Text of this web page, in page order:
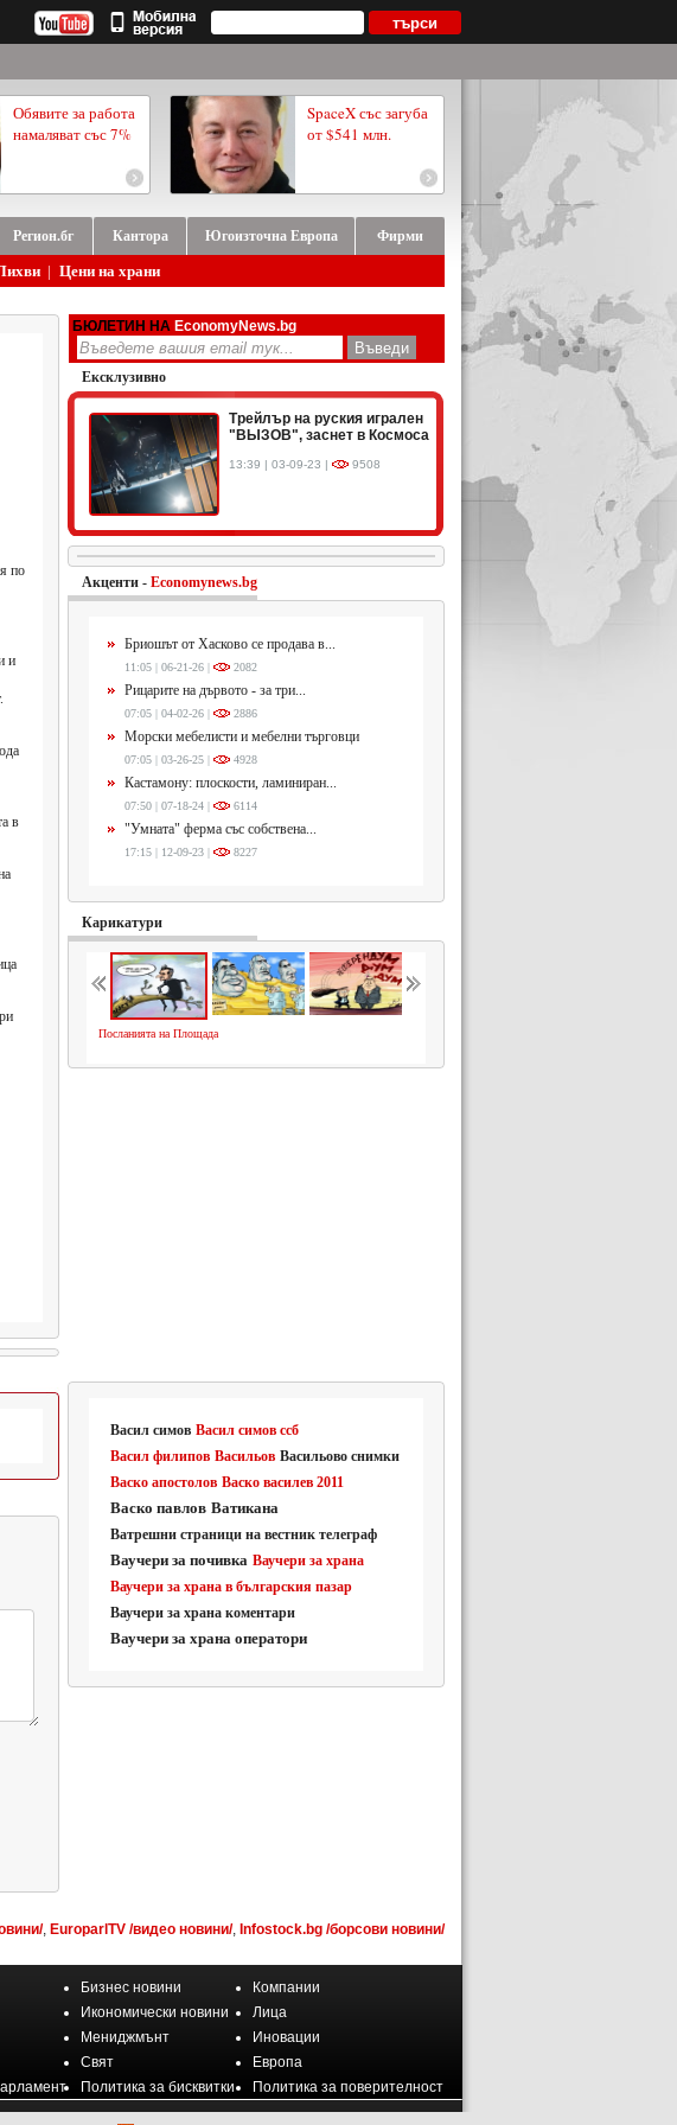
Обявите за работа
намаляват със 7%
SpaceX със загуба
от $541 млн.
Регион.бг Кантора Югоизточна Европа Фирми
| Цени на храни
по
и
в
БЮЛЕТИН НА EconomyNews.bg
Ексклузивно
Трейлър на руския игрален
"ВЫЗОВ", заснет в Космоса
13:39 | 03-09-23 | 9508
Акценти - Economynews.bg
Бриошът от Хасково се продава в...
11:05 | 06-21-26 | 2082
Рицарите на дървото - за три...
07:05 | 04-02-26 | 2886
Морски мебелисти и мебелни търговци
07:05 | 03-26-25 | 4928
Кастамону: плоскости, ламиниран...
07:50 | 07-18-24 | 6114
"Умната" ферма със собствена...
17:15 | 12-09-23 | 8227
Карикатури
Посланията на Площада
Васил симов Васил симов ссб
Васил филипов Васильов Васильово снимки
Васко апостолов Васко василев 2011
Васко павлов Ватикана
Ватрешни страници на вестник телеграф
Ваучери за почивка Ваучери за храна
Ваучери за храна в българския пазар
Ваучери за храна коментари
Ваучери за храна оператори
, EuroparlTV /видео новини/, Infostock.bg /борсови новини/
Бизнес новини
Компании
Икономически новини
Лица
Мениджмънт
Иновации
Свят
Европа
Политика за бисквитки Политика за поверителност